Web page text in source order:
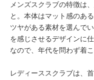
メンズスクラブの特徴は
と。本体はマット感のあ
ツヤがある素材を選んで
を感じさせるデザインに
なので、年代を問わず着
レディーススクラブは、